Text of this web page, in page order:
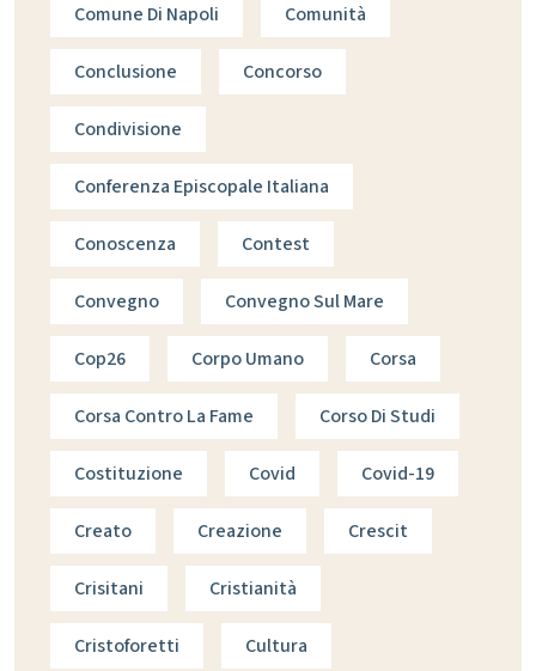
Comune Di Napoli Comunità
Conclusione Concorso
Condivisione
Conferenza Episcopale Italiana
Conoscenza Contest
Convegno Convegno Sul Mare
Cop26 Corpo Umano Corsa
Corsa Contro La Fame Corso Di Studi
Costituzione Covid Covid-19
Creato Creazione Crescit
Crisitani Cristianità
Cristoforetti Cultura